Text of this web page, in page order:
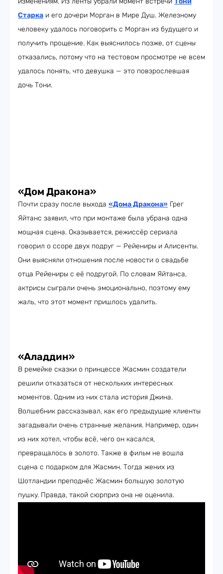
Старка и его дочери Морган в Мире Душ. Железному
человеку удалось поговорить с Морган из будущего и
получить прощение. Как выяснилось позже, от сцены
отказались, потому что на тестовом просмотре не всем
удалось понять, что девушка — это повзрослевшая
дочь Тони.
«Дом Дракона»
Почти сразу после выхода «Дома Дракона» Грег
Яйтанс заявил, что при монтаже была убрана одна
мощная сцена. Оказывается, режиссёр сериала
говорил о ссоре двух подруг — Рейениры и Алисенты.
Они выясняли отношения после новости о свадьбе
отца Рейениры с её подругой. По словам Яйтанса,
актрисы сыграли очень эмоционально, поэтому ему
жаль, что этот момент пришлось удалить.
«Аладдин»
В ремейке сказки о принцессе Жасмин создатели
решили отказаться от нескольких интересных
моментов. Одним из них стала история Джина.
Волшебник рассказывал, как его предыдущие клиенты
загадывали очень странные желания. Например, один
из них хотел, чтобы всё, чего он касался,
превращалось в золото. Также в фильм не вошла
сцена с подарком для Жасмин. Тогда жених из
Шотландии преподнёс Жасмин большую золотую
пушку. Правда, такой сюрприз она не оценила.